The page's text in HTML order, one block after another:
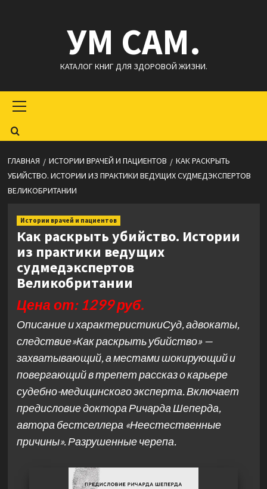
УМ САМ.
КАТАЛОГ КНИГ ДЛЯ ЗДОРОВОЙ ЖИЗНИ.
меню
ГЛАВНАЯ ИСТОРИИ ВРАЧЕЙ И ПАЦИЕНТОВ
КАК РАСКРЫТЬ
УБИЙСТВО. ИСТОРИИ ИЗ ПРАКТИКИ ВЕДУЩИХ СУДМЕДЭКСПЕРТОВ
ВЕЛИКОБРИТАНИИ
Истории врачей и пациентов
Как раскрыть убийство. Истории
из практики ведущих
судмедэкспертов
Великобритании
Цена от: 1299 руб.
Описание и характеристикиСуд, адвокаты,
следствие»Как раскрыть убийство» —
захватывающий, а местами шокирующий и
повергающий в трепет рассказ о карьере
судебно-медицинского эксперта. Включает
предисловие доктора Ричарда Шеперда,
автора бестселлера «Неестественные
причины». Разрушенные черепа.